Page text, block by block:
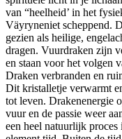
van “heelheid’ in het
Väyryneniet scheppend.
gezien als heilige,
dragen. Vuurdraken zijn
en staan voor het volgen
Draken verbranden en
Dit kristalletje verwarmt
tot leven. Drakenenergie
vuur en de passie weer
een heel natuurlijk